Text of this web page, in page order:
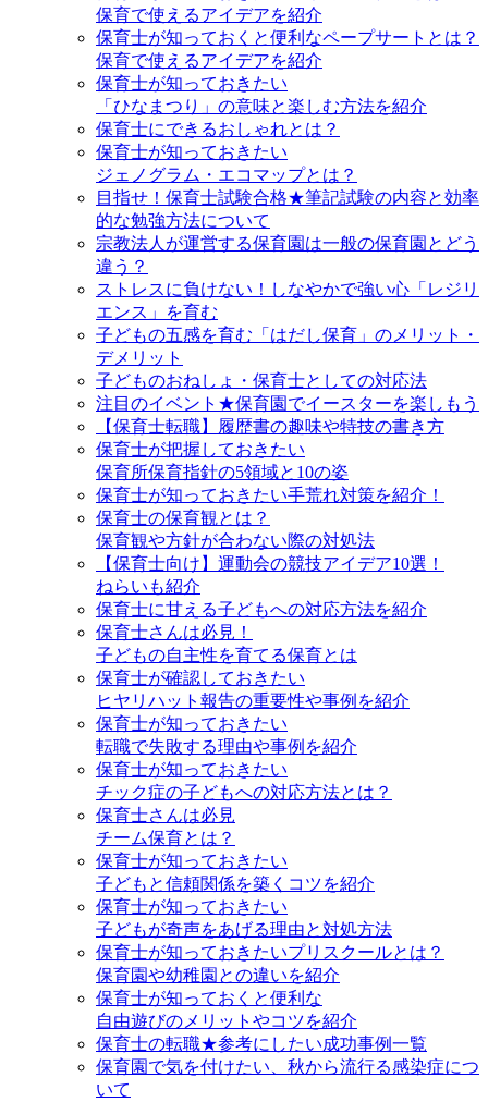
保育で使えるアイデアを紹介
保育士が知っておくと便利なペープサートとは？
保育で使えるアイデアを紹介
保育士が知っておきたい
「ひなまつり」の意味と楽しむ方法を紹介
保育士にできるおしゃれとは？
保育士が知っておきたい
ジェノグラム・エコマップとは？
目指せ！保育士試験合格★筆記試験の内容と効率
的な勉強方法について
宗教法人が運営する保育園は一般の保育園とどう
違う？
ストレスに負けない！しなやかで強い心「レジリ
エンス」を育む
子どもの五感を育む「はだし保育」のメリット・
デメリット
子どものおねしょ・保育士としての対応法
注目のイベント★保育園でイースターを楽しもう
【保育士転職】履歴書の趣味や特技の書き方
保育士が把握しておきたい
保育所保育指針の5領域と10の姿
保育士が知っておきたい手荒れ対策を紹介！
保育士の保育観とは？
保育観や方針が合わない際の対処法
【保育士向け】運動会の競技アイデア10選！
ねらいも紹介
保育士に甘える子どもへの対応方法を紹介
保育士さんは必見！
子どもの自主性を育てる保育とは
保育士が確認しておきたい
ヒヤリハット報告の重要性や事例を紹介
保育士が知っておきたい
転職で失敗する理由や事例を紹介
保育士が知っておきたい
チック症の子どもへの対応方法とは？
保育士さんは必見
チーム保育とは？
保育士が知っておきたい
子どもと信頼関係を築くコツを紹介
保育士が知っておきたい
子どもが奇声をあげる理由と対処方法
保育士が知っておきたいプリスクールとは？
保育園や幼稚園との違いを紹介
保育士が知っておくと便利な
自由遊びのメリットやコツを紹介
保育士の転職★参考にしたい成功事例一覧
保育園で気を付けたい、秋から流行る感染症につ
いて